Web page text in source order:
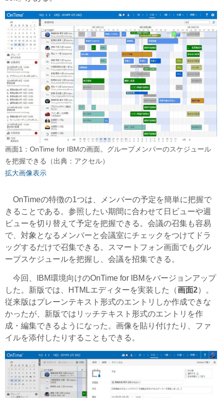
画面1：OnTime for IBMの画面。グループメンバーのスケジュール
を把握できる（出典：アクセル）
拡大画像表示
OnTimeの特徴の1つは、メンバーの予定を簡単に把握で
きることである。参照したい期間に合わせて日ビューや週
ビューを切り替えて予定を把握できる。会議の召集も容易
で、対象となるメンバーと会議室にチェックをつけてドラ
ッグするだけで召集できる。スマートフォン画面でもグル
ープスケジュールを把握し、会議を招集できる。
今回、IBM環境向けのOnTime for IBMをバージョンアップ
した。新版では、HTMLエディターを実装した（画面2）。
従来版はプレーンテキスト形式のエントリしか作成できな
かったが、新版ではリッチテキスト形式のエントリを作
成・編集できるようになった。画像を貼り付けたり、ファ
イルを添付したりすることもできる。